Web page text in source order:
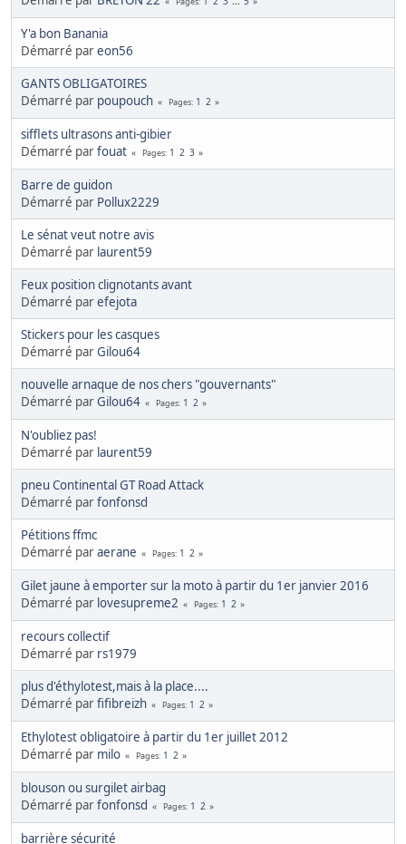
Y'a bon Banania
Démarré pareon56
GANTS OBLIGATOIRES
Démarré par poupouch Pages 1 2
sifflets ultrasons anti-gibier
Démarré parfouat Pages 1 2 3
Barre de guidon
Démarré par Pollux2229
Le sénat veut notre avis
Démarré par laurent59
Feux position clignotants avant
Démarré parefejota
Stickers pour les casques
Démarré parGilou64
nouvelle arnaque de nos chers "gouvernants"
Démarré parGilou64 Pages 1 2
N'oubliez pas!
Démarré par laurent59
pneu Continental GT Road Attack
Démarré parfonfonsd
Pétitions ffmc
Démarré paraerane Pages 1 2
Gilet jaune à emporter sur la moto à partir du 1er janvier 2016
Démarré par lovesupreme2 Pages 1 2
recours collectif
Démarré par rs1979
plus d'éthylotest,mais à la place....
Démarré parfifibreizh Pages 1 2
Ethylotest obligatoire à partir du 1er juillet 2012
Démarré par milo Pages 1 2
blouson ou surgilet airbag
Démarré parfonfonsd Pages 1 2
barrière sécurité